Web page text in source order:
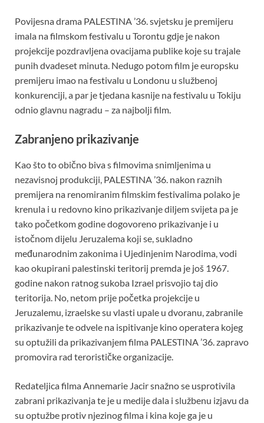
Povijesna drama PALESTINA ’36. svjetsku je premijeru
imala na filmskom festivalu u Torontu gdje je nakon
projekcije pozdravljena ovacijama publike koje su trajale
punih dvadeset minuta. Nedugo potom film je europsku
premijeru imao na festivalu u Londonu u službenoj
konkurenciji, a par je tjedana kasnije na festivalu u Tokiju
odnio glavnu nagradu – za najbolji film.
Zabranjeno prikazivanje
Kao što to obično biva s filmovima snimljenima u
nezavisnoj produkciji, PALESTINA ’36. nakon raznih
premijera na renomiranim filmskim festivalima polako je
krenula i u redovno kino prikazivanje diljem svijeta pa je
tako početkom godine dogovoreno prikazivanje i u
istočnom dijelu Jeruzalema koji se, sukladno
međunarodnim zakonima i Ujedinjenim Narodima, vodi
kao okupirani palestinski teritorij premda je još 1967.
godine nakon ratnog sukoba Izrael prisvojio taj dio
teritorija. No, netom prije početka projekcije u
Jeruzalemu, izraelske su vlasti upale u dvoranu, zabranile
prikazivanje te odvele na ispitivanje kino operatera kojeg
su optužili da prikazivanjem filma PALESTINA ’36. zapravo
promovira rad terorističke organizacije.
Redateljica filma Annemarie Jacir snažno se usprotivila
zabrani prikazivanja te je u medije dala i službenu izjavu da
su optužbe protiv njezinog filma i kina koje ga je u